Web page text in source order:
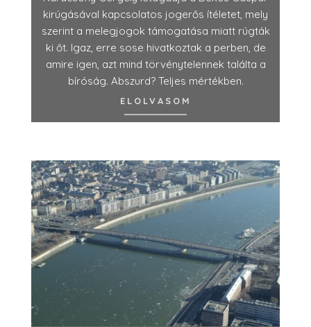
kirúgásával kapcsolatos jogerős ítéletet, mely
szerint a melegjogok támogatása miatt rúgták
ki őt. Igaz, erre sose hivatkoztak a perben, de
amire igen, azt mind törvénytelennek találta a
bíróság. Abszurd? Teljes mértékben.
ELOLVASOM